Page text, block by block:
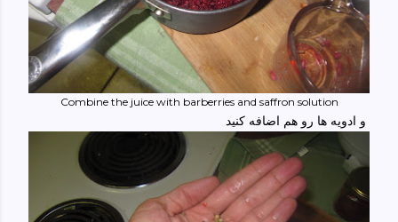
Combine the juice with barberries and saffron solution